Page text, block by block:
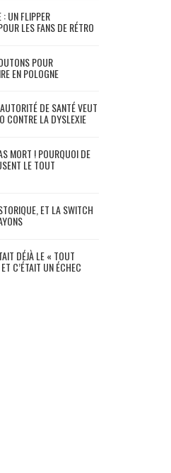
UN FLIPPER
LES FANS DE RÉTRO
POUR
EN POLOGNE
DE SANTÉ VEUT
CONTRE LA DYSLEXIE
MORT ! POURQUOI DE
LE TOUT
ET LA SWITCH
DÉJÀ LE « TOUT
C’ÉTAIT UN ÉCHEC